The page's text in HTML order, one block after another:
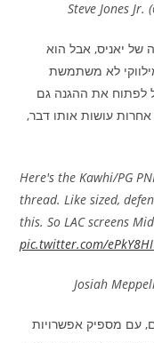
של יאניס, אבל הוא
לא משתמשת
לפתוח את ההגנה גם
עושות אותו דבר,
Here's the Kawhi/PG
thread. Like sized,
this. So LAC screens
pic.twitter.com/
עם מספיק אפשרויות